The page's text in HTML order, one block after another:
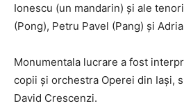
Ionescu (un mandarin) și ale
(Pong), Petru Pavel (Pang) și
Monumentala lucrare a fost
copii și orchestra Operei din Iași,
David Crescenzi.